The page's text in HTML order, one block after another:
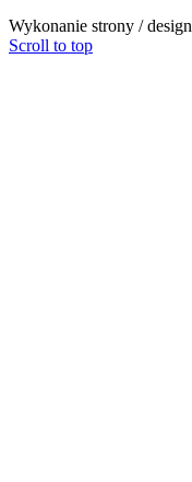
Wykonanie strony / design
Scroll to top